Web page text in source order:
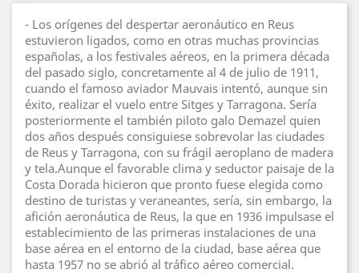
- Los orígenes del despertar aeronáutico en Reus
estuvieron ligados, como en otras muchas provincias
españolas, a los festivales aéreos, en la primera década
del pasado siglo, concretamente al 4 de julio de 1911,
cuando el famoso aviador Mauvais intentó, aunque sin
éxito, realizar el vuelo entre Sitges y Tarragona. Sería
posteriormente el también piloto galo Demazel quien
dos años después consiguiese sobrevolar las ciudades
de Reus y Tarragona, con su frágil aeroplano de madera
y tela.Aunque el favorable clima y seductor paisaje de la
Costa Dorada hicieron que pronto fuese elegida como
destino de turistas y veraneantes, sería, sin embargo, la
afición aeronáutica de Reus, la que en 1936 impulsase el
establecimiento de las primeras instalaciones de una
base aérea en el entorno de la ciudad, base aérea que
hasta 1957 no se abrió al tráfico aéreo comercial.